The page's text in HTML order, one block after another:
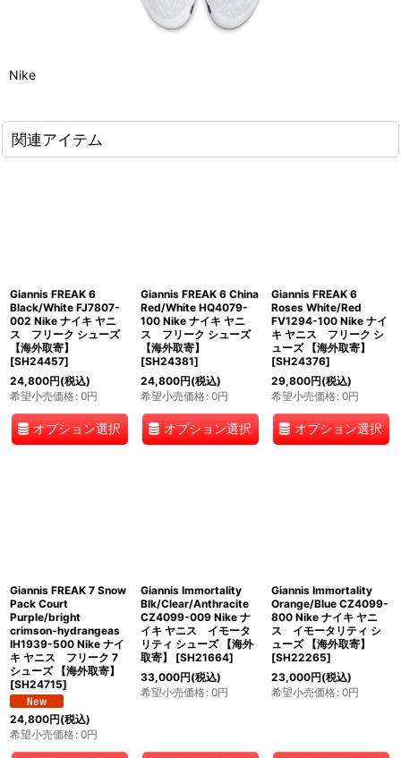
Nike
関連アイテム
Giannis FREAK 6
Black/White FJ7807-
002 Nike ナイキ ヤニ
ス フリーク シューズ
【海外取寄】
[SH24457]
24,800円(税込)
希望小売価格: 0円
オプション選択
Giannis FREAK 6 China
Red/White HQ4079-
100 Nike ナイキ ヤニ
ス フリーク シューズ
【海外取寄】
[SH24381]
24,800円(税込)
希望小売価格: 0円
オプション選択
Giannis FREAK 6
Roses White/Red
FV1294-100 Nike ナイ
キ ヤニス フリーク シ
ューズ 【海外取寄】
[SH24376]
29,800円(税込)
希望小売価格: 0円
オプション選択
Giannis FREAK 7 Snow
Pack Court
Purple/bright
crimson-hydrangeas
IH1939-500 Nike ナイ
キ ヤニス フリーク 7
シューズ 【海外取寄】
[SH24715]
24,800円(税込)
希望小売価格: 0円
Giannis Immortality
Blk/Clear/Anthracite
CZ4099-009 Nike ナ
イキ ヤニス イモータ
リティ シューズ 【海外
取寄】
[SH21664]
33,000円(税込)
希望小売価格: 0円
Giannis Immortality
Orange/Blue CZ4099-
800 Nike ナイキ ヤニ
ス イモータリティ シ
ューズ 【海外取寄】
[SH22265]
23,000円(税込)
希望小売価格: 0円